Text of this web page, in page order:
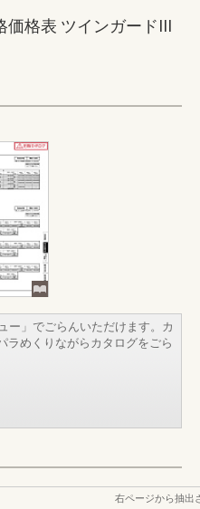
価格表 ツインガードIII
ー」でごらんいただけます。カ
ラめくりながらカタログをごら
右ページから抽出